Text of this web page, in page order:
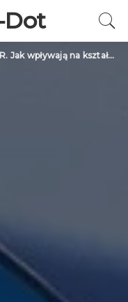
Dot
na kształtowanie rzeczywistości?